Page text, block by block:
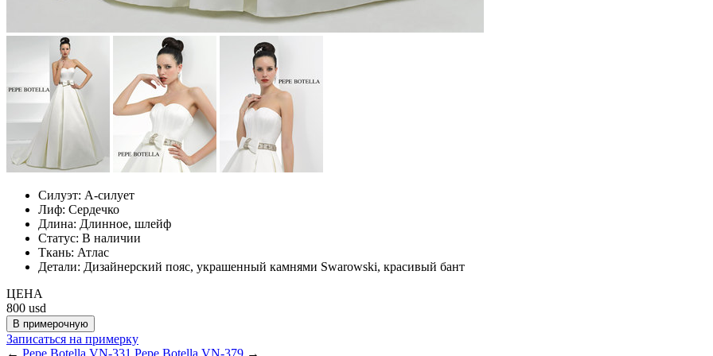
Силуэт: А-силует
Лиф: Сердечко
Длина: Длинное, шлейф
Статус: В наличии
Ткань: Атлас
Детали: Дизайнерский пояс, украшенный камнями Swarowski, красивый бант
ЦЕНА
800 usd
Записаться на примерку
← Pepe Botella VN-331 Pepe Botella VN-379 →